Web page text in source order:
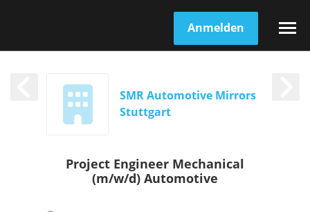
Anmelden
SMR Automotive Mirrors
Stuttgart
Project Engineer Mechanical
(m/w/d) Automotive